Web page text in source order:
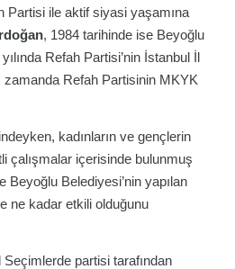
Partisi ile aktif siyasi yaşamına
, 1984 tarihinde ise Beyoğlu
Refah Partisi’nin İstanbul İl
zamanda Refah Partisinin MKYK
kadınların ve gençlerin
çalışmalar içerisinde bulunmuş
Beyoğlu Belediyesi’nin yapılan
ne kadar etkili olduğunu
Seçimlerde partisi tarafından